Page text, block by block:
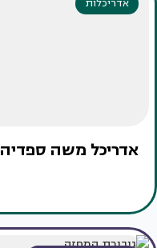
אדריכלות
אדריכל משה ספדיה